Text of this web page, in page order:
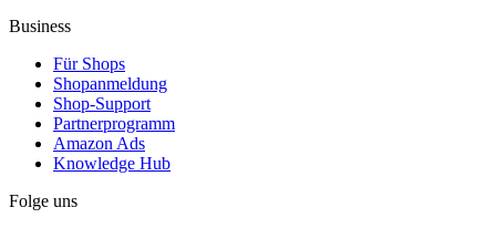
Business
Für Shops
Shopanmeldung
Shop-Support
Partnerprogramm
Amazon Ads
Knowledge Hub
Folge uns